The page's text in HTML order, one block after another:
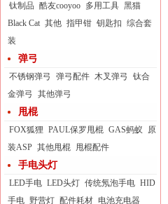
钛制品 酷友cooyoo 多用工具 黑猫
Black Cat 其他 指甲钳 钥匙扣 综合套
装
弹弓
不锈钢弹弓 弹弓配件 木叉弹弓
钛合
金弹弓
其他弹弓
甩棍
FOX狐狸 PAUL保罗甩棍 GAS蚂蚁
原
装ASP 其他甩棍 甩棍配件
手电头灯
LED手电 LED头灯 传统氖泡手电 HID
手电 野营灯 配件耗材 电池充电器